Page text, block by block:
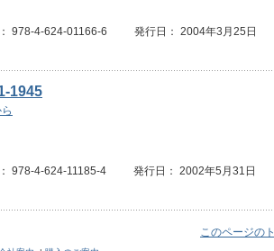
978-4-624-01166-6 発行日： 2004年3月25日
1945
978-4-624-11185-4 発行日： 2002年5月31日
このページの